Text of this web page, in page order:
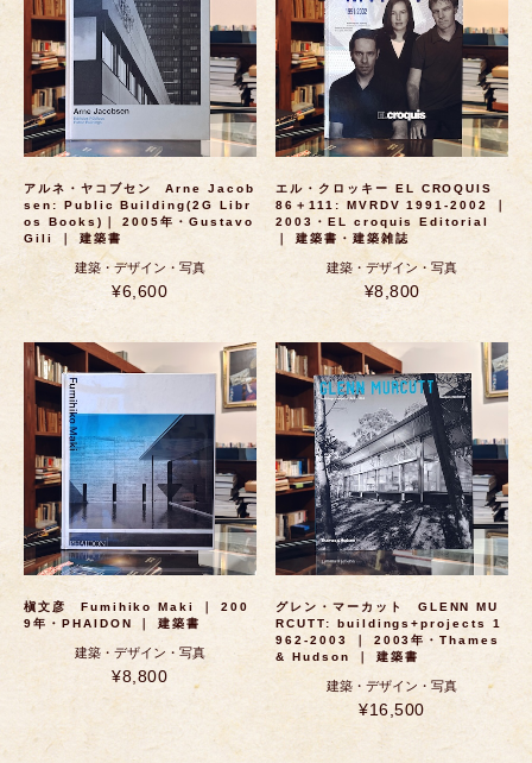
アルネ・ヤコブセン Arne Jacob
sen: Public Building(2G Libr
os Books)｜ 2005年・Gustavo
Gili ｜ 建築書
建築・デザイン・写真
¥6,600
エル・クロッキー EL CROQUIS
86＋111: MVRDV 1991-2002 ｜
2003・EL croquis Editorial
｜ 建築書・建築雑誌
建築・デザイン・写真
¥8,800
槇文彦 Fumihiko Maki ｜ 200
9年・PHAIDON ｜ 建築書
建築・デザイン・写真
¥8,800
グレン・マーカット GLENN MU
RCUTT: buildings+projects 1
962-2003 ｜ 2003年・Thames
& Hudson ｜ 建築書
建築・デザイン・写真
¥16,500